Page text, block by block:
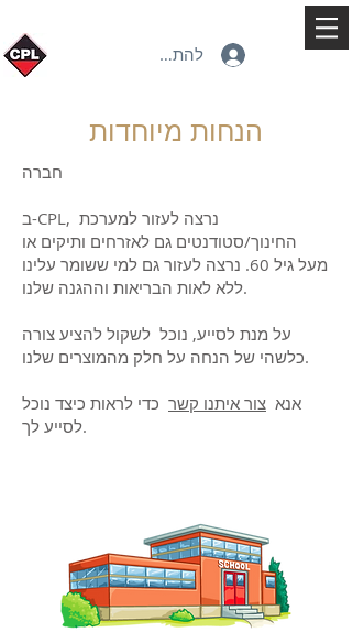
להתחברות
הנחות מיוחדות
חברה
ב-CPL, נרצה לעזור למערכת
החינוך/סטודנטים גם לאזרחים ותיקים או
מעל גיל 60. נרצה לעזור גם למי ששומר עלינו
ללא לאות הבריאות וההגנה שלנו.
על מנת לסייע, נוכל לשקול להציע צורה
כלשהי של הנחה על חלק מהמוצרים שלנו.
אנא צור איתנו קשר כדי לראות כיצד נוכל
לסייע לך.